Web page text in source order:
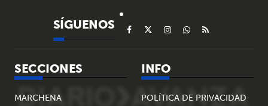
SÍGUENOS
SECCIONES
MARCHENA
INFO
POLÍTICA DE PRIVACIDAD